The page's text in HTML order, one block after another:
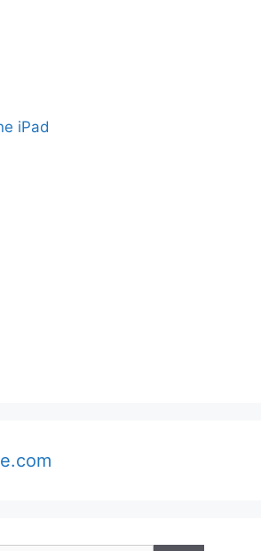
iPad